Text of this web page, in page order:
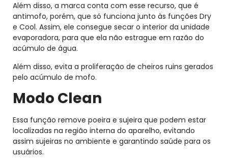
Além disso, a marca conta com esse recurso, que é
antimofo, porém, que só funciona junto às funções Dry
e Cool. Assim, ele consegue secar o interior da unidade
evaporadora, para que ela não estrague em razão do
acúmulo de água.
Além disso, evita a proliferação de cheiros ruins gerados
pelo acúmulo de mofo.
Modo Clean
Essa função remove poeira e sujeira que podem estar
localizadas na região interna do aparelho, evitando
assim sujeiras no ambiente e garantindo saúde para os
usuários.